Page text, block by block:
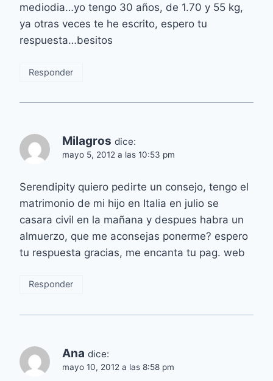
mediodia…yo tengo 30 años, de 1.70 y 55 kg,
ya otras veces te he escrito, espero tu
respuesta…besitos
Responder
Milagros dice:
mayo 5, 2012 a las 10:53 pm
Serendipity quiero pedirte un consejo, tengo el
matrimonio de mi hijo en Italia en julio se
casara civil en la mañana y despues habra un
almuerzo, que me aconsejas ponerme? espero
tu respuesta gracias, me encanta tu pag. web
Responder
Ana dice:
mayo 10, 2012 a las 8:58 pm